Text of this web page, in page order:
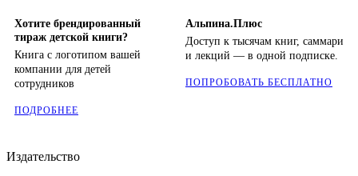
Хотите брендированный
тираж детской книги?
Книга с логотипом вашей
компании для детей
сотрудников
ПОДРОБНЕЕ
Альпина.Плюс
Доступ к тысячам книг, саммари
и лекций — в одной подписке.
ПОПРОБОВАТЬ БЕСПЛАТНО
Издательство